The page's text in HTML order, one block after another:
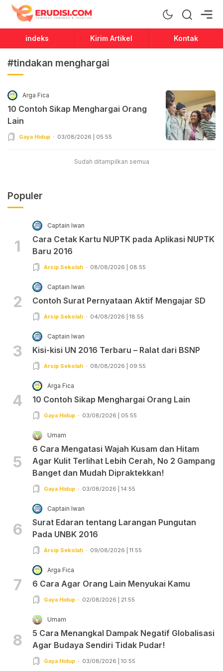
Erudisi
Temukan Jawaban dan Inspirasi
indeks Kirim Artikel Kontak
#tindakan menghargai
Arga Fica
10 Contoh Sikap Menghargai Orang
Lain
Gaya Hidup 03/08/2026 | 05:55
Sudah ditampilkan semua
Populer
1
Captain Iwan
Cara Cetak Kartu NUPTK pada Aplikasi NUPTK
Baru 2016
Arsip Sekolah 08/08/2026 | 08:55
2
Captain Iwan
Contoh Surat Pernyataan Aktif Mengajar SD
Arsip Sekolah 04/08/2026 | 18:55
3
Captain Iwan
Kisi-kisi UN 2016 Terbaru – Ralat dari BSNP
Arsip Sekolah 08/08/2026 | 09:55
4
Arga Fica
10 Contoh Sikap Menghargai Orang Lain
Gaya Hidup 03/08/2026 | 05:55
5
Umam
6 Cara Mengatasi Wajah Kusam dan Hitam
Agar Kulit Terlihat Lebih Cerah, No 2 Gampang
Banget dan Mudah Dipraktekkan!
Gaya Hidup 03/08/2026 | 14:55
6
Captain Iwan
Surat Edaran tentang Larangan Pungutan
Pada UNBK 2016
Arsip Sekolah 09/08/2026 | 11:55
7
Arga Fica
6 Cara Agar Orang Lain Menyukai Kamu
Gaya Hidup 02/08/2026 | 21:55
8
Umam
5 Cara Menangkal Dampak Negatif Globalisasi
Agar Budaya Sendiri Tidak Pudar!
Gaya Hidup 03/08/2026 | 10:55